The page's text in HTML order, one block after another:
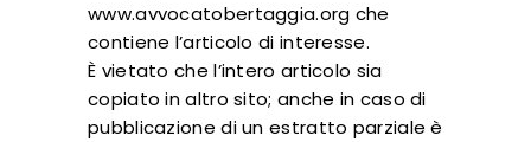
www.avvocatobertaggia.org che
contiene l’articolo di interesse.
È vietato che l’intero articolo sia
copiato in altro sito; anche in caso di
pubblicazione di un estratto parziale è